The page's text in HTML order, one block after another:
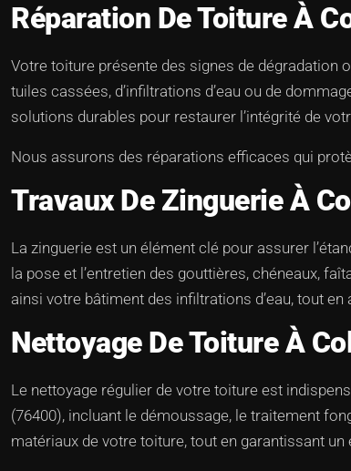
Réparation De Toiture À
Votre toiture présente des signes de dégradation
tuiles cassées, d’infiltrations d’eau ou de
solutions durables pour restaurer l’intégrité de
Nous assurons des réparations efficaces qui
Travaux De Zinguerie À
La zinguerie est un élément clé pour assurer
la pose et l’entretien des gouttières, chéneaux,
ainsi votre bâtiment des infiltrations d’eau, tout
Nettoyage De Toiture À
Le nettoyage régulier de votre toiture est
(76400), incluant le démoussage, le traitement
matériaux de votre toiture, tout en garantissant